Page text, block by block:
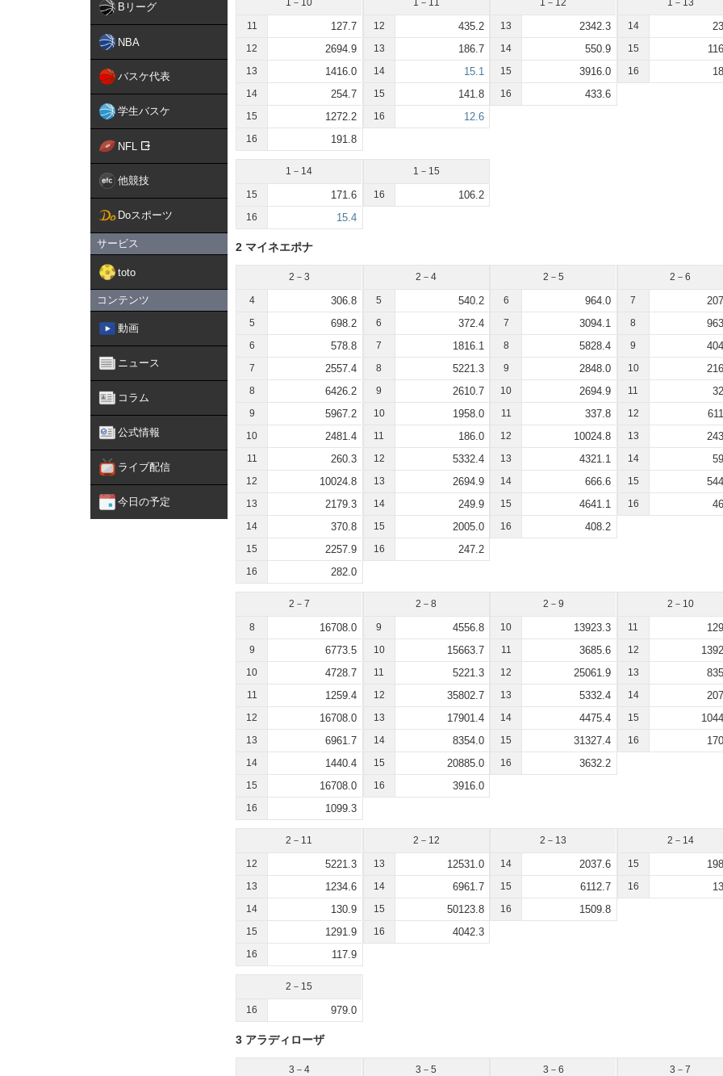
Bリーグ
NBA
バスケ代表
学生バスケ
NFL
他競技
Doスポーツ
サービス
toto
コンテンツ
動画
ニュース
コラム
公式情報
ライブ配信
今日の予定
1－10
11 127.7
12 2694.9
13 1416.0
14 254.7
15 1272.2
16 191.8
1－11
12 435.2
13 186.7
14 15.1
15 141.8
16 12.6
1－12
13 2342.3
14 550.9
15 3916.0
16 433.6
1－13
14
15
16
1－14
15 171.6
16 15.4
1－15
16 106.2
2 マイネエポナ
2－3
4 306.8
5 698.2
6 578.8
7 2557.4
8 6426.2
9 5967.2
10 2481.4
11 260.3
12 10024.8
13 2179.3
14 370.8
15 2257.9
16 282.0
2－4
5 540.2
6 372.4
7 1816.1
8 5221.3
9 2610.7
10 1958.0
11 186.0
12 5332.4
13 2694.9
14 249.9
15 2005.0
16 247.2
2－5
6 964.0
7 3094.1
8 5828.4
9 2848.0
10 2694.9
11 337.8
12 10024.8
13 4321.1
14 666.6
15 4641.1
16 408.2
2－6
7
8
9
10
11
12
13
14
15
16
2－7
8 16708.0
9 6773.5
10 4728.7
11 1259.4
12 16708.0
13 6961.7
14 1440.4
15 16708.0
16 1099.3
2－8
9 4556.8
10 15663.7
11 5221.3
12 35802.7
13 17901.4
14 8354.0
15 20885.0
16 3916.0
2－9
10 13923.3
11 3685.6
12 25061.9
13 5332.4
14 4475.4
15 31327.4
16 3632.2
2－10
11
12
13
14
15
16
2－11
12 5221.3
13 1234.6
14 130.9
15 1291.9
16 117.9
2－12
13 12531.0
14 6961.7
15 50123.8
16 4042.3
2－13
14 2037.6
15 6112.7
16 1509.8
2－14
15
16
2－15
16 979.0
3 アラディローザ
3－4 3－5 3－6 3－7